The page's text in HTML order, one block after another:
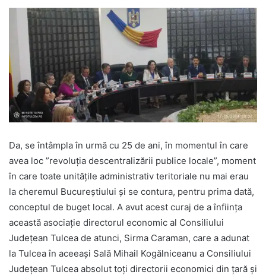
Da, se întâmpla în urmă cu 25 de ani, în momentul în care
avea loc ”revoluția descentralizării publice locale”, moment
în care toate unitățile administrativ teritoriale nu mai erau
la cheremul Bucureștiului și se contura, pentru prima dată,
conceptul de buget local. A avut acest curaj de a înființa
această asociație directorul economic al Consiliului
Județean Tulcea de atunci, Sirma Caraman, care a adunat
la Tulcea în aceeași Sală Mihail Kogălniceanu a Consiliului
Județean Tulcea absolut toți directorii economici din țară și